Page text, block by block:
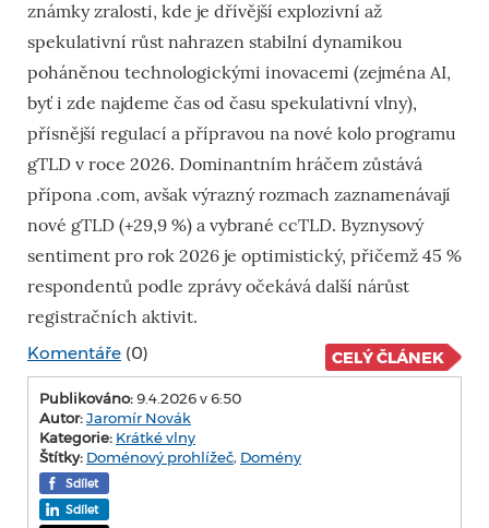
známky zralosti, kde je dřívější explozivní až
spekulativní růst nahrazen stabilní dynamikou
poháněnou technologickými inovacemi (zejména AI,
byť i zde najdeme čas od času spekulativní vlny),
přísnější regulací a přípravou na nové kolo programu
gTLD v roce 2026. Dominantním hráčem zůstává
přípona .com, avšak výrazný rozmach zaznamenávají
nové gTLD (+29,9 %) a vybrané ccTLD. Byznysový
sentiment pro rok 2026 je optimistický, přičemž 45 %
respondentů podle zprávy očekává další nárůst
registračních aktivit.
Komentáře (0) CELÝ ČLÁNEK
Publikováno:9.4.2026 v 6:50
Autor:Jaromír Novák
Kategorie: Krátké vlny
Štítky: Doménový prohlížeč, Domény
Sdílet
Sdílet